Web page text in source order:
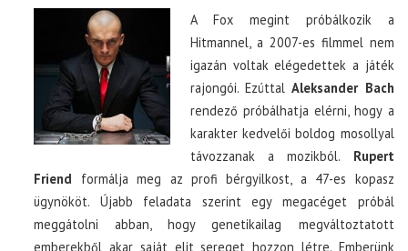
A Fox megint próbálkozik a
Hitmannel, a 2007-es filmmel nem
igazán voltak elégedettek a játék
rajongói. EzúttalAleksander Bach
rendező próbálhatja elérni, hogy a
karakter kedvelői boldog mosollyal
távozzanak a mozikból. Rupert
Friend formálja meg az profi bérgyilkost, a 47-es kopasz
ügynököt. Újabb feladata szerint egy megacéget próbál
meggátolni abban, hogy genetikailag megváltoztatott
emberekből akar saját elit sereget hozzon létre. Emberünk